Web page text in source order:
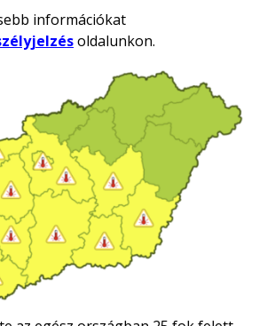
információkat
oldalunkon.